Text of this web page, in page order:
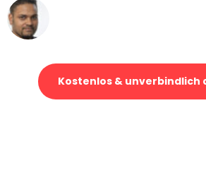
Kostenlos & unverbindlich